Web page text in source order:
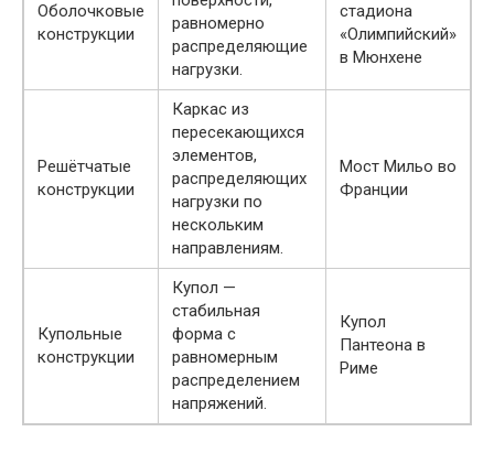
Оболочковые
конструкции
равномерно
распределяющие
нагрузки.
стадиона
«Олимпийский»
в Мюнхене
Решётчатые
конструкции
Каркас из
пересекающихся
элементов,
распределяющих
нагрузки по
нескольким
направлениям.
Мост Мильо во
Франции
Купольные
конструкции
Купол —
стабильная
форма с
равномерным
распределением
напряжений.
Купол
Пантеона в
Риме